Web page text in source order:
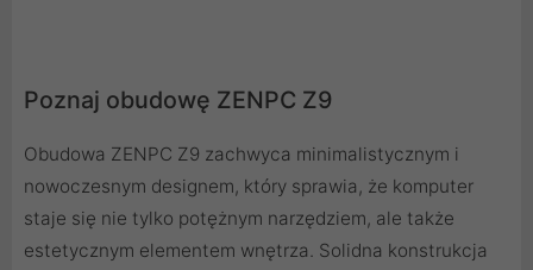
Poznaj obudowę ZENPC Z9
Obudowa ZENPC Z9 zachwyca minimalistycznym i
nowoczesnym designem, który sprawia, że komputer
staje się nie tylko potężnym narzędziem, ale także
estetycznym elementem wnętrza. Solidna konstrukcja